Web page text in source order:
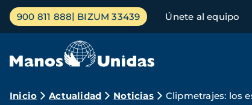
Pasar
contenido
Menú
principal
900 811 888 BIZUM 33439 Únete al equipo
Inicio Actualidad Noticias Clipmetrajes: los